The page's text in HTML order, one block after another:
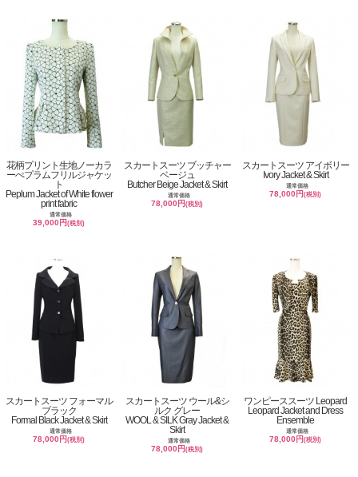
花柄プリント生地ノーカラ
ーぺプラムフリルジャケッ
ト
Peplum Jacket of White flower
print fabric
通常価格
39,000円(税別)
スカートスーツ ブッチャー
ベージュ
Butcher Beige Jacket & Skirt
通常価格
78,000円(税別)
スカートスーツ アイボリー
Ivory Jacket & Skirt
通常価格
78,000円(税別)
スカートスーツ フォーマル
ブラック
Formal Black Jacket & Skirt
通常価格
78,000円(税別)
スカートスーツ ウール&シ
ルク グレー
WOOL & SILK Gray Jacket &
Skirt
通常価格
78,000円(税別)
ワンピーススーツ Leopard
Leopard Jacket and Dress
Ensemble
通常価格
78,000円(税別)